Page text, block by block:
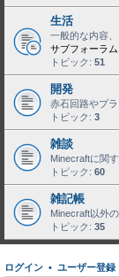
生活
一般的な内容
サブフォーラム:
トピック: 51
開発
赤石回路やプ
トピック: 3
雑談
Minecraftに関
トピック: 60
雑記帳
Minecraft以外
トピック: 35
ログイン • ユーザー登録